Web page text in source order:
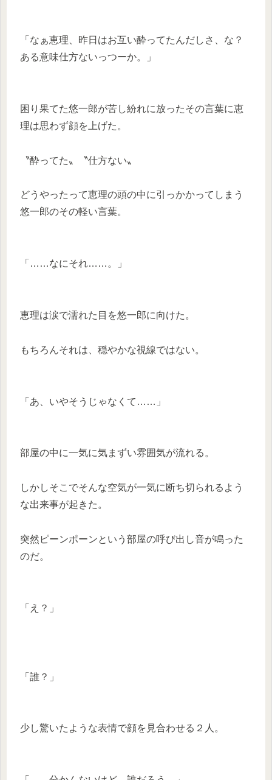
「なぁ恵理、昨日はお互い酔ってたんだしさ、な？
ある意味仕方ないっつーか。」
困り果てた悠一郎が苦し紛れに放ったその言葉に恵
理は思わず顔を上げた。
〝酔ってた〟〝仕方ない〟
どうやったって恵理の頭の中に引っかかってしまう
悠一郎のその軽い言葉。
「……なにそれ……。」
恵理は涙で濡れた目を悠一郎に向けた。
もちろんそれは、穏やかな視線ではない。
「あ、いやそうじゃなくて……」
部屋の中に一気に気まずい雰囲気が流れる。
しかしそこでそんな空気が一気に断ち切られるよう
な出来事が起きた。
突然ピーンポーンという部屋の呼び出し音が鳴った
のだ。
「え？」
「誰？」
少し驚いたような表情で顔を見合わせる２人。